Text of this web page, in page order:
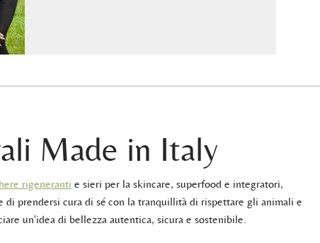
Made in Italy
rigeneranti e sieri per la skincare, superfood e integratori,
di prendersi cura di sé con la tranquillità di rispettare gli animali e
un'idea di bellezza autentica, sicura e sostenibile.